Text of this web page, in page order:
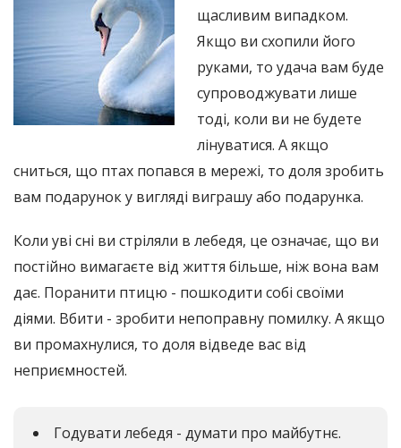
щасливим випадком.
Якщо ви схопили його
руками, то удача вам буде
супроводжувати лише
тоді, коли ви не будете
лінуватися. А якщо
сниться, що птах попався в мережі, то доля зробить
вам подарунок у вигляді виграшу або подарунка.
Коли уві сні ви стріляли в лебедя, це означає, що ви
постійно вимагаєте від життя більше, ніж вона вам
дає. Поранити птицю - пошкодити собі своїми
діями. Вбити - зробити непоправну помилку. А якщо
ви промахнулися, то доля відведе вас від
неприємностей.
Годувати лебедя - думати про майбутнє.